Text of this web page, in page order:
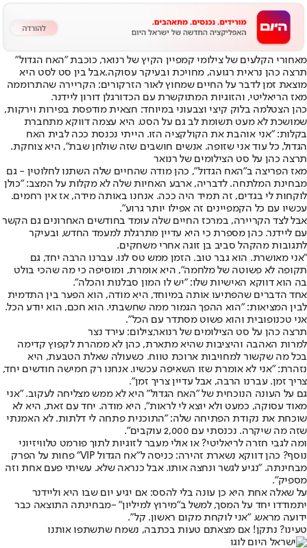
מאחורי הקלעים של צילומי קמפיין הקיץ של רנואר, כוכבת "האח הגדול"
תרצה כהן נראית רגועה, מחויכת ובעיקר עסוקה.אבל בין סט לסט היא
מוצאת זמן לדבר על החיים שמחוץ לאור הזרקורים: הקריירה שהתרוממה
מאז הריאליטי, והזוגיות המתוקשרת עם הכדורגלן דורון ליידנר.
כהן הצטלמה בלוק קיצי וצבעוני במיוחד: חצאית מודפסת בפירות וירקות,
שמושכת לא מעט תשומת לב גם על הסט. היא עצמה דווקא מתחברת
בקלות: "אני אוהבת את הקולקציה הזו. הייתי נכנסת ככה לבית האח
הגדול, כל עוד אני שזופה. אנשים חושבים שזה שולחן שבת", היא צוחקת.
תרצה כהן על סט הצילומים של רנואר
מאז הפריצה ב"האח הגדול", כהן מודה שהחיים שלה השתנו לחלוטין - גם
מבחינת המלתחה. לדבריה, ארבע האחיות שלה לא מקלות על המצב: "כולן
לוקחות לי בגדים, זה תמיד היה ככה. אנחנו באותה מידה, אז אין רחמים.
עכשיו עם כל הקמפיינים זה אפילו יותר גרוע".
אבל לצד הקריירה, במרכז החיים שלה עומד בחודשים האחרונים גם הקשר
עם ליידנר. כהן מספרת כי היא עדיין מתרגלת למעמד החדש, ובעיקר
לתגובות מהקהל סביב בן זוגה אחרי משחקים.
"אני מאושרת. הוא גבר טוב. הזמן ממש טס לנו. עברנו הרבה יחד, גם
תקופה לא פשוטה של מלחמה", היא אומרת, ומוסיפה כי מה שהכי בולט
בה הוא דווקא האישיות שלו: "יש לו המון סבלנות והכלה".
אחד הדברים שהפתיעו אותה במיוחד, היא מודה, הוא הפער בין התדמית
לבין המציאות: "הוא ההפך הגמור ממה שחשבתי. הוא חכם, הוא יודע הכל.
אני טכנופובית והוא פשוט מסתדר עם הכל".
תרצה כהן על סט הצילומים של רנואר,צילום: עירד נצר
למרות האהבה והיציבות שהיא מתארת, כהן לא ממהרת לקפוץ קדימה
בכל מה שקשור למחויבות ארוכת טווח. כשעולה שאלת הטבעת, היא
נזהרת: "אני לא אומרת שזו השאיפה עכשיו. אנחנו רק חמישה חודשים יחד,
צריך זמן. עברנו הרבה, אבל עדיין צריך זמן".
גם על העונה הנוכחית של "האח הגדול" היא לא ממש מצליחה לעקוב. "אני
מאוד עסוקה, כמעט ולא יוצא לי לראות", היא מודה. יחד עם זאת, היא לא
שוכחת את נקודת הפתיחה שלה: "התוכנית פתחה לי דלתות. לא האמנתי
שזה מה שיקרה. נכנסתי עם 2,000 עוקבים".
ומה לגבי חזרה לריאליטי? או אולי מעבר לזוגיות לתוך פורמט טלוויזיוני
נוסף? כהן דווקא נשארת זהירה: כניסה ל"אח הגדול VIP" פחות על הפרק
מבחינתה. "נגיע לגשר ונחצה אותו. אבל כנראה שלא. עשיתי פעם אחת וזה
מספיק".
על שאלה אחת היא כן עונה בלי להסס: אם יגיע יום שבו היא וליידנר
יתמודדו יחד על המסך, למשל ב"מירוץ למיליון" -מבחינתה התוצאה כבר
ידועה מראש. "אני לוקחת מקום ראשון. קל".
טעינו? נתקן! אם מצאתם טעות בכתבה, נשמח שתשתפו אותנו